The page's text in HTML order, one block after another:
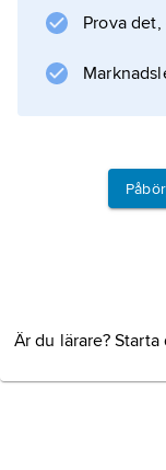
Prova
Är du lärare?